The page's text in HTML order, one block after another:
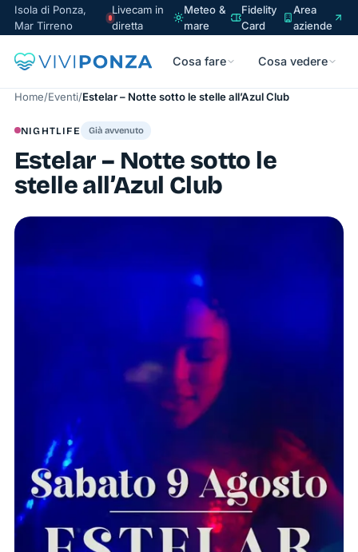
Isola di Ponza,
Mar Tirreno
Livecam in
diretta
Meteo &
mare
Fidelity
Card
Area
aziende
Cosa fare Cosa vedere
Home/Eventi/Estelar – Notte sotto le stelle all’Azul Club
NIGHTLIFE Già avvenuto
Estelar – Notte sotto le
stelle all’Azul Club